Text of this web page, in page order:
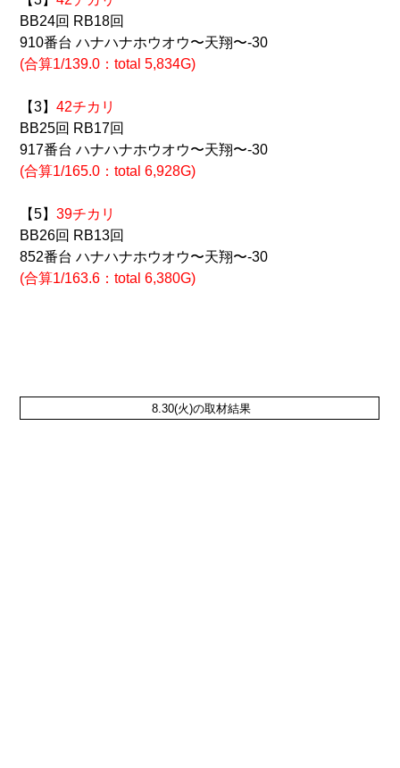
BB24回 RB18回
910番台 ハナハナホウオウ〜天翔〜-30
(合算1/139.0：total 5,834G)
【3】42チカリ
BB25回 RB17回
917番台 ハナハナホウオウ〜天翔〜-30
(合算1/165.0：total 6,928G)
【5】39チカリ
BB26回 RB13回
852番台 ハナハナホウオウ〜天翔〜-30
(合算1/163.6：total 6,380G)
8.30(火)の取材結果